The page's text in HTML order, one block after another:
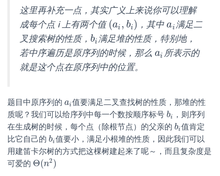
这里再补充一点，其实广义上来说你可以理解
成每个点 i 上有两个值 (ai , bi )
(ai,b i) ，其中ai
ai 满足二
叉搜索树的性质， bi
bi满足堆的性质，特别地，
若中序遍历是原序列的时候，那么 ai
ai 所表示的
就是这个点在原序列中的位置。
题目中原序列的 ai
ai 值要满足二叉查找树的性质，那堆的性
质呢？我们可以给序列中每一个数按顺序标号 bi
bi ，则序列
在生成树的时候，每个点（除根节点）的父亲的 bi
bi值肯定
比它自己的 bi
bi值要小，满足小根堆的性质，因此我们可以
用建笛卡尔树的方式把这棵树建起来了呢～，而且复杂度是
可爱的 Θ(n2)
Θ(n2)